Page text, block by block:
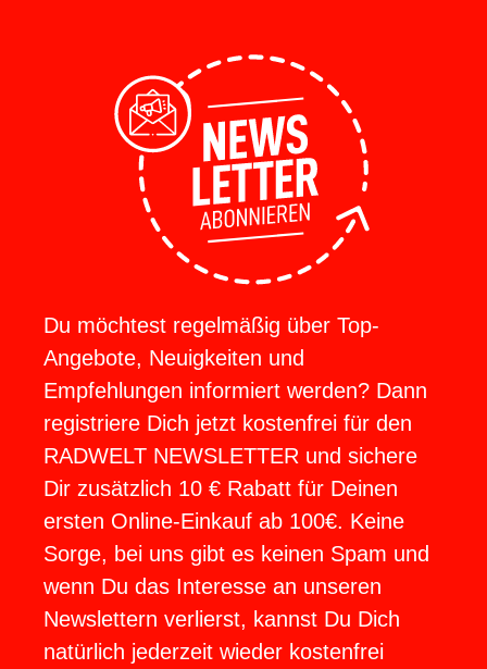
Du möchtest regelmäßig über Top-
Angebote, Neuigkeiten und
Empfehlungen informiert werden? Dann
registriere Dich jetzt kostenfrei für den
RADWELT NEWSLETTER und sichere
Dir zusätzlich 10 € Rabatt für Deinen
ersten Online-Einkauf ab 100€. Keine
Sorge, bei uns gibt es keinen Spam und
wenn Du das Interesse an unseren
Newslettern verlierst, kannst Du Dich
natürlich jederzeit wieder kostenfrei